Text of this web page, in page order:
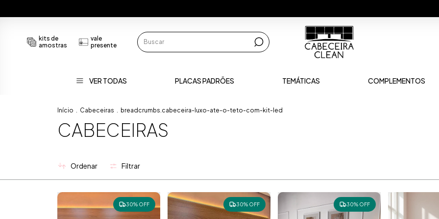
Envio para
kits de
amostras
vale
presente
VER TODAS PLACAS PADRÕES TEMÁTICAS COMPLEMENTOS
Início . Cabeceiras . breadcrumbs.cabeceira-luxo-ate-o-teto-com-kit-led
CABECEIRAS
Ordenar Filtrar
30% OFF 30% OFF 30% OFF